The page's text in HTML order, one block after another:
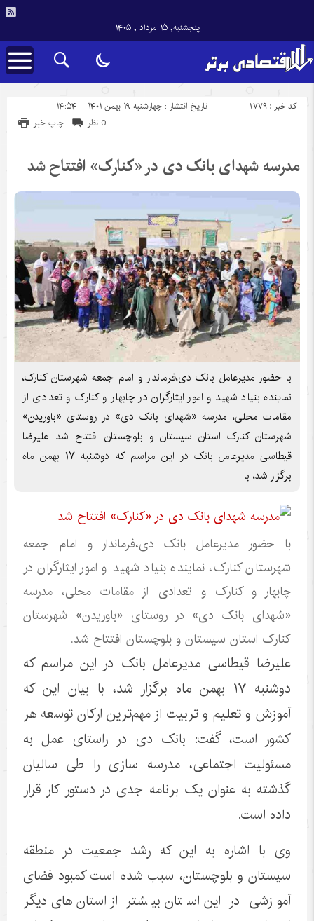
پنجشنبه, ۱۵ مرداد , ۱۴۰۵
تاریخ انتشار : چهارشنبه ۱۹ بهمن ۱۴۰۱ - ۱۴:۵۴ کد خبر : 1779
چاپ خبر 0 نظر
مدرسه شهدای بانک دی در «کنارک» افتتاح شد
با حضور مدیرعامل بانک دی،فرماندار و امام جمعه شهرستان کنارک،
نماینده بنیاد شهید و امور ایثارگران در چابهار و کنارک و تعدادی از
مقامات محلی، مدرسه «شهدای بانک دی» در روستای «باوریدن»
شهرستان کنارک استان سیستان و بلوچستان افتتاح شد. علیرضا
قیطاسی مدیرعامل بانک در این مراسم که دوشنبه ۱۷ بهمن ماه
برگزار شد، با
با حضور مدیرعامل بانک دی،فرماندار و امام جمعه
شهرستان کنارک، نماینده بنیاد شهید و امور ایثارگران در
چابهار و کنارک و تعدادی از مقامات محلی، مدرسه
«شهدای بانک دی» در روستای «باوریدن» شهرستان
کنارک استان سیستان و بلوچستان افتتاح شد.
علیرضا قیطاسی مدیرعامل بانک در این مراسم که
دوشنبه ۱۷ بهمن ماه برگزار شد، با بیان این که
آموزش و تعلیم و تربیت از مهم‌ترین ارکان توسعه هر
کشور است، گفت: بانک دی در راستای عمل به
مسئولیت اجتماعی، مدرسه سازی را طی سالیان
گذشته به عنوان یک برنامه جدی در دستور کار قرار
داده است.
وی با اشاره به این که رشد جمعیت در منطقه
سیستان و بلوچستان، سبب شده است کمبود فضای
آموزشی در این استان بیشتر از استان‌های دیگر